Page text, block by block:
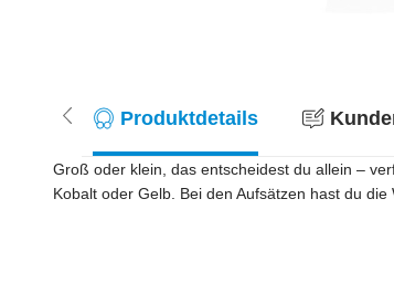
Produktdetails
Groß oder klein, das entscheidest du allein –
Kobalt oder Gelb. Bei den Aufsätzen hast du